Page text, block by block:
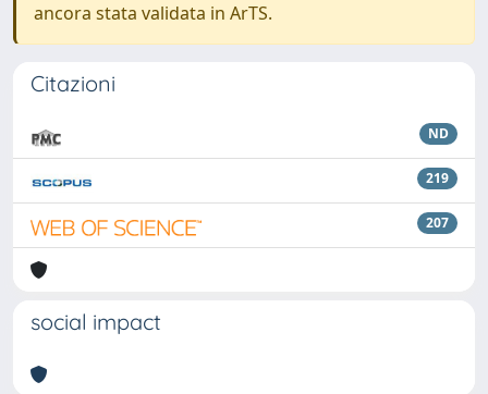
ancora stata validata in ArTS.
Citazioni
ND
219
207
social impact